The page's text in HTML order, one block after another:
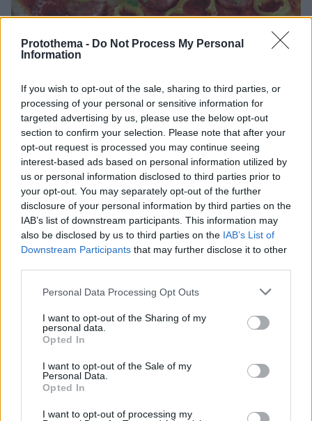
Protothema - Do Not Process My Personal
Information
If you wish to opt-out of the sale, sharing to third parties, or
processing of your personal or sensitive information for
targeted advertising by us, please use the below opt-out
section to confirm your selection. Please note that after your
opt-out request is processed you may continue seeing
interest-based ads based on personal information utilized by
us or personal information disclosed to third parties prior to
your opt-out. You may separately opt-out of the further
disclosure of your personal information by third parties on the
IAB’s list of downstream participants. This information may
also be disclosed by us to third parties on the IAB’s List of
Downstream Participants that may further disclose it to other
Please note that this website/app uses one or more Google
not limited to your visit or usage behaviour. You may click to
grant or deny consent to Google and its third-party tags to
use your data for below specified purposes in below Google
consent section.
Personal Data Processing Opt Outs
I want to opt-out of the Sharing of my
personal data.
Opted In
I want to opt-out of the Sale of my
Personal Data.
Opted In
I want to opt-out of processing my
Πίτσα με πικάντικο λουκάνικο, μοτσαρέλα και μαϊντανό
Η αγαπημένη πίτσα συνδυάζεται εδώ με λουκάνικο
και μοτσαρέλα και δίνει έναν πιο πικάντικο τόνο στη
γεύση
21.10.2023, 08:00